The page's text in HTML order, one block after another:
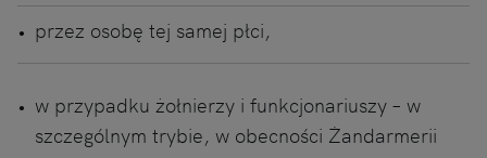
przez osobę tej samej płci,
w przypadku żołnierzy i funkcjonariuszy – w
szczególnym trybie, w obecności Żandarmerii